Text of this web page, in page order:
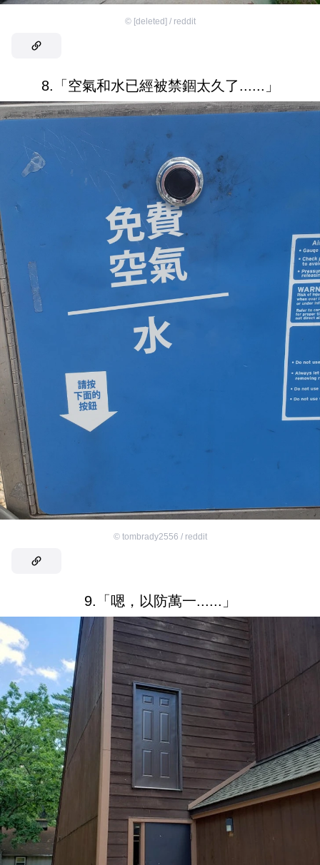
© [deleted] / reddit
8.「空氣和水已經被禁錮太久了......」
© tombrady2556 / reddit
9.「嗯，以防萬一......」